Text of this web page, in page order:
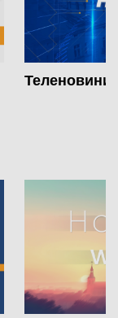
Теленовини